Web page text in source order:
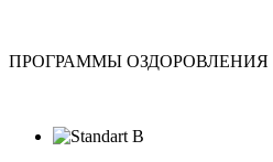
ПРОГРАММЫ ОЗДОРОВЛЕНИЯ